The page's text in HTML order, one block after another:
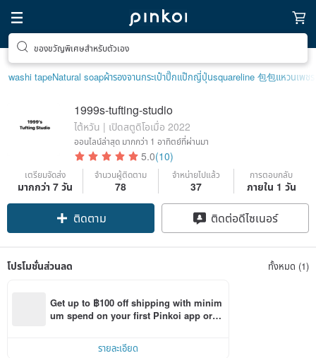
ของขวัญพิเศษสำหรับตัวเอง
washi tapeNatural soapผ้ารองจานกระเป๋าปิ๊กแป๊กญี่ปุ่นsquareline 包包แหวนเพชร
1999s-tufting-studio
ไต้หวัน | เปิดสตูดิโอเมื่อ 2022
ออนไลน์ล่าสุด มากกว่า 1 อาทิตย์ที่ผ่านมา
5.0(10)
เตรียมจัดส่ง
มากกว่า 7 วัน
จำนวนผู้ติดตาม
78
จำหน่ายไปแล้ว
37
การตอบกลับ
ภายใน 1 วัน
ติดตาม ติดต่อดีไซเนอร์
โปรโมชั่นส่วนลด ทั้งหมด (1)
Get up to ฿100 off shipping with minim
um spend on your first Pinkoi app orde
รายละเอียด